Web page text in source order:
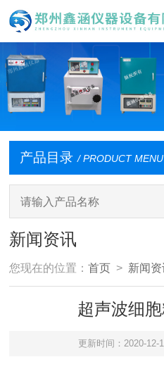
产品目录 / PRODUCT MENU
新闻资讯
您现在的位置：首页 > 新闻
超声波细
更新时间：2020-12-